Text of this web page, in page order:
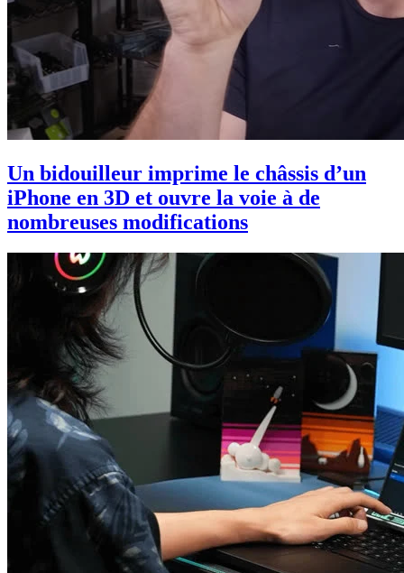
Un bidouilleur imprime le châssis d’un
iPhone en 3D et ouvre la voie à de
nombreuses modifications